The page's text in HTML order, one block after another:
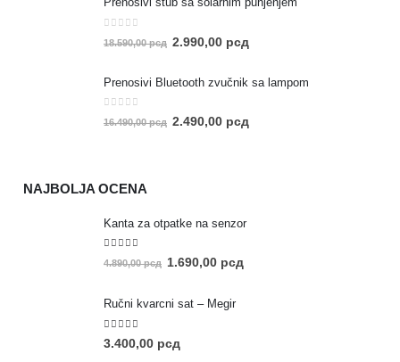
18.590,00рсд 2.990,00 рсд
Prenosivi Bluetooth zvučnik sa lampom
0out of 5
16.490,00рсд 2.490,00 рсд
NAJBOLJA OCENA
Kanta za otpatke na senzor
5.00out of 5
4.890,00рсд 1.690,00 рсд
Ručni kvarcni sat – Megir
5.00out of 5
3.400,00 рсд